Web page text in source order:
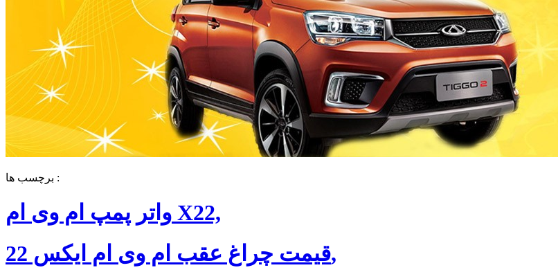
برچسب ها :
واتر پمپ ام وی ام X22,
قیمت چراغ عقب ام وی ام ایکس 22,